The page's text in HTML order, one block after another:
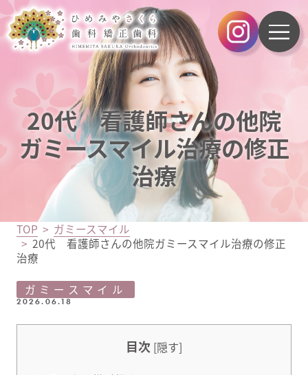
20代 看護師さんの他院
ガミースマイル治療の修正
治療
TOP
ガミースマイル
20代 看護師さんの他院ガミースマイル治療の修正
治療
ガミースマイル
2026.06.18
目次 [隠す]